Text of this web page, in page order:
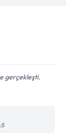
gerçekleşti.